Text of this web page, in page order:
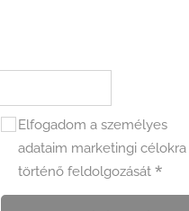
Elfogadom a személyes
adataim marketingi célokra
történő feldolgozását